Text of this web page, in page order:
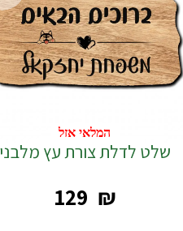
המלאי אזל
שלט לדלת צורת עץ מלבני
‎129 ₪